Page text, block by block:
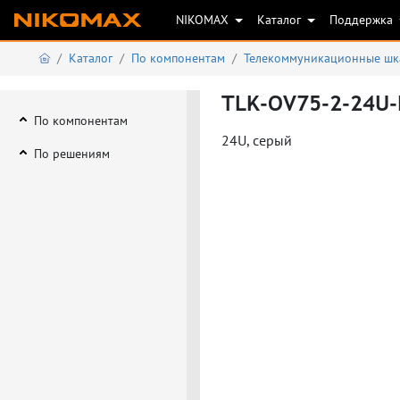
NIKOMAX Каталог Поддержка
Каталог По компонентам Телекоммуникационные
По компонентам
По решениям
TLK-OV75-2-
24U, серый